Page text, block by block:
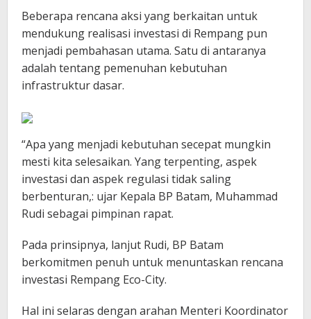
Beberapa rencana aksi yang berkaitan untuk
mendukung realisasi investasi di Rempang pun
menjadi pembahasan utama. Satu di antaranya
adalah tentang pemenuhan kebutuhan
infrastruktur dasar.
“Apa yang menjadi kebutuhan secepat mungkin
mesti kita selesaikan. Yang terpenting, aspek
investasi dan aspek regulasi tidak saling
berbenturan,: ujar Kepala BP Batam, Muhammad
Rudi sebagai pimpinan rapat.
Pada prinsipnya, lanjut Rudi, BP Batam
berkomitmen penuh untuk menuntaskan rencana
investasi Rempang Eco-City.
Hal ini selaras dengan arahan Menteri Koordinator